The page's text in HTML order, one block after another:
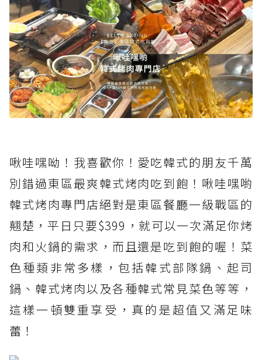
啾哇嘿呦！我喜歡你！愛吃韓式的朋友千萬
別錯過東區最爽韓式烤肉吃到飽！啾哇嘿喲
韓式烤肉專門店絕對是東區餐廳一級戰區的
翹楚，平日只要$399，就可以一次滿足你烤
肉和火鍋的需求，而且還是吃到飽的喔！菜
色種類非常多樣，包括韓式部隊鍋、起司
鍋、韓式烤肉以及各種韓式常見菜色等等，
這樣一頓雙重享受，真的是超值又滿足味
蕾！